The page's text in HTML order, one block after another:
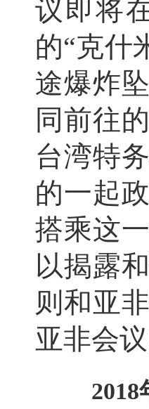
议即将
的“克什
途爆炸
同前往
台湾特
的一起
搭乘这
以揭露
则和亚
亚非会
2018